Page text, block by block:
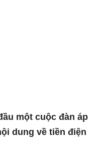
một cuộc đàn áp
dung về tiền điện